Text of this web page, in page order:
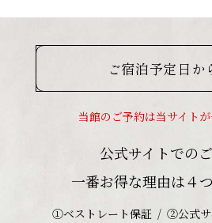
ご宿泊予定日か
当館のご予約は当サイト
公式サイトでの
一番お得な理由は４つ
①ベストレート保証
②公式サ